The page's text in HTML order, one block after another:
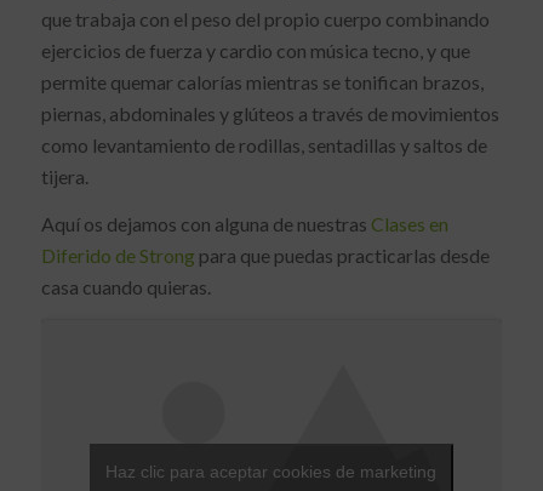
que trabaja con el peso del propio cuerpo combinando
ejercicios de fuerza y cardio con música tecno, y que
permite quemar calorías mientras se tonifican brazos,
piernas, abdominales y glúteos a través de movimientos
como levantamiento de rodillas, sentadillas y saltos de
tijera.
Aquí os dejamos con alguna de nuestras Clases en
Diferido de Strong para que puedas practicarlas desde
casa cuando quieras.
Haz clic para aceptar cookies de marketing